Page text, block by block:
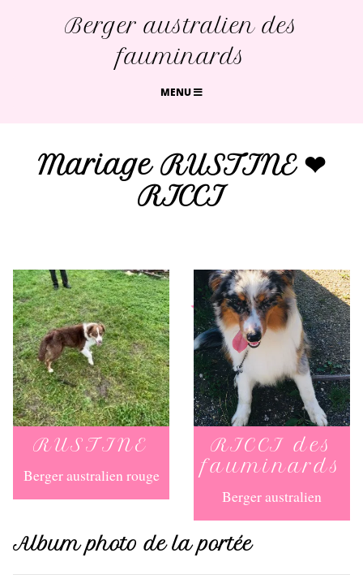
Berger australien des
fauminards
MENU
Mariage RUSTINE ❤
RICCI
♥
♥
♥
♥
♥
♥
RUSTINE
Berger australien rouge
RICCI des
fauminards
Berger australien
Album photo de la portée